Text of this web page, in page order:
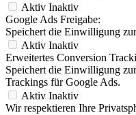
Aktiv Inaktiv
Google Ads Freigabe:
Speichert die Einwilligung
Aktiv Inaktiv
Erweitertes Conversion
Speichert die Einwilligung
Trackings für Google Ads.
Aktiv Inaktiv
Wir respektieren Ihre